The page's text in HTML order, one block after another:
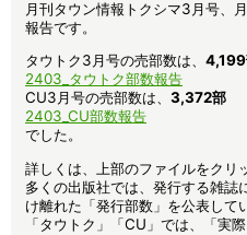
月刊タウン情報トクシマ3月号、
報告です。
タウトク3月号の売部数は、 4,199
2403_タウトク部数報告
CU3月号の売部数は、 3,372部
2403_CU部数報告
でした。
詳しくは、上部のファイルをクリ
多くの出版社では、発行する雑誌
け離れた「発行部数」を公表して
「タウトク」「CU」では、「実